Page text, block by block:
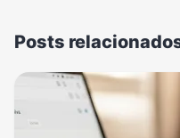
Posts